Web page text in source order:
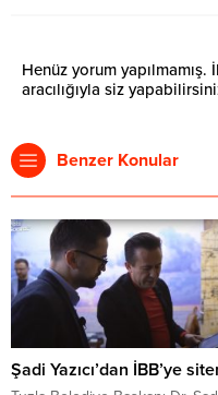
Henüz yorum
aracılığıyla siz
Benzer Konular
Şadi Yazıcı’dan İBB’ye